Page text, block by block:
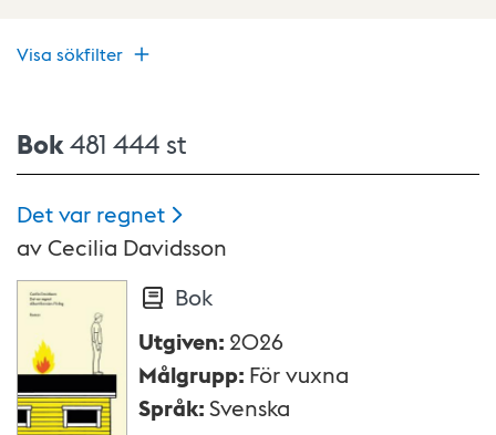
Visa sökfilter
Bok481 444 st
Det var regnet
avCecilia Davidsson
Bok
Utgiven: 2026
Målgrupp: För vuxna
Språk:Svenska